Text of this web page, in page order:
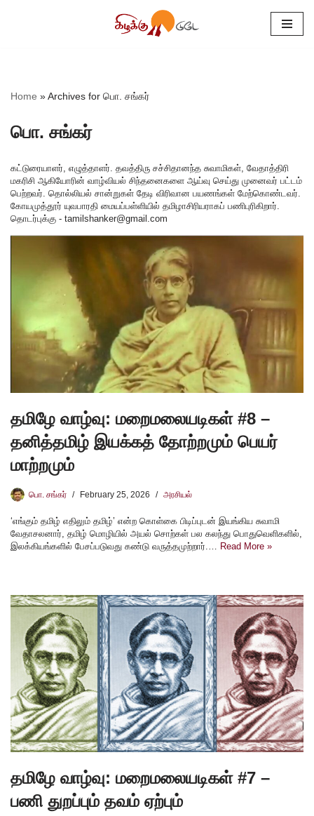
Home »Archives for பொ. சங்கர்
பொ. சங்கர்
கட்டுரையாளர், எழுத்தாளர். தவத்திரு சச்சிதானந்த சுவாமிகள், வேதாத்திரி
மகரிசி ஆகியோரின் வாழ்வியல் சிந்தனைகளை ஆய்வு செய்து முனைவர் பட்டம்
பெற்றவர். தொல்லியல் சான்றுகள் தேடி விரிவான பயணங்கள் மேற்கொண்டவர்.
கோயமுத்தூர் யுவபாரதி மையப்பள்ளியில் தமிழாசிரியராகப் பணிபுரிகிறார்.
தொடர்புக்கு - tamilshanker@gmail.com
தமிழே வாழ்வு: மறைமலையடிகள் #8 –
தனித்தமிழ் இயக்கத் தோற்றமும் பெயர்
மாற்றமும்
பொ. சங்கர் February 25, 2026 அரசியல்
‘எங்கும் தமிழ் எதிலும் தமிழ்’ என்ற கொள்கை பிடிப்புடன் இயங்கிய சுவாமி
வேதாசலனார், தமிழ் மொழியில் அயல் சொற்கள் பல கலந்து பொதுவெளிகளில்,
இலக்கியங்களில் பேசப்படுவது கண்டு வருத்தமுற்றார்.…
Read More »
தமிழே வாழ்வு: மறைமலையடிகள் #7 –
பணி துறப்பும் தவம் ஏற்பும்